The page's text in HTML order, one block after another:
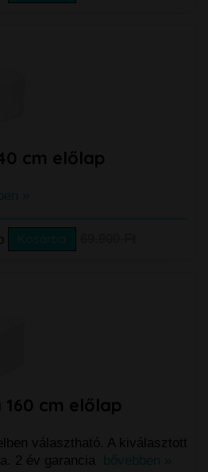
cm előlap
»
Kosárba
cm előlap
választható. A kiválasztott
2 év garancia
bővebben »